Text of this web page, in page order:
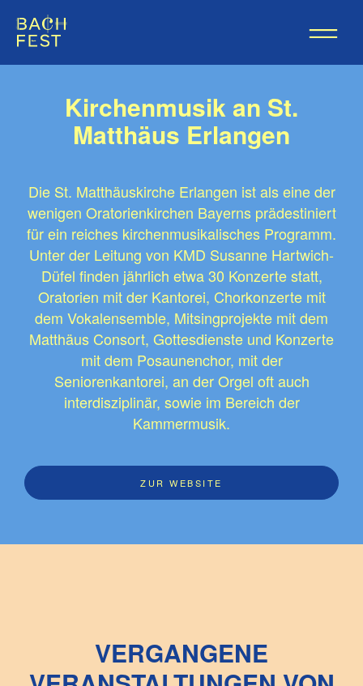
Kirchenmusik an St.
Matthäus Erlangen
Die St. Matthäuskirche Erlangen ist als eine der
wenigen Oratorienkirchen Bayerns prädestiniert
für ein reiches kirchenmusikalisches Programm.
Unter der Leitung von KMD Susanne Hartwich-
Düfel finden jährlich etwa 30 Konzerte statt,
Oratorien mit der Kantorei, Chorkonzerte mit
dem Vokalensemble, Mitsingprojekte mit dem
Matthäus Consort, Gottesdienste und Konzerte
mit dem Posaunenchor, mit der
Seniorenkantorei, an der Orgel oft auch
interdisziplinär, sowie im Bereich der
Kammermusik.
ZUR WEBSITE
VERGANGENE